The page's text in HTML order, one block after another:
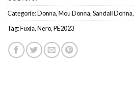
Categorie:Donna,Mou Donna,Sandali Donna,
Tag:Fuxia,Nero,PE2023